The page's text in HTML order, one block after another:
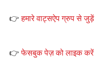
👉हमारे वाट्सऐप ग्रुप से जुड़ें
👉फेसबुक पेज़ को लाइक करें